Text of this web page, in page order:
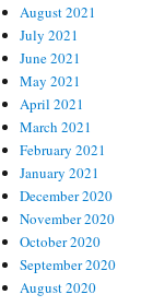
August 2021
July 2021
June 2021
May 2021
April 2021
March 2021
February 2021
January 2021
December 2020
November 2020
October 2020
September 2020
August 2020